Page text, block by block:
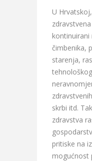
U
čimbenika,
starenja,
skrbi itd.
zdravstva
pritiske na
mogućnost